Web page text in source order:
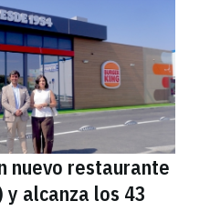
nuevo restaurante
y alcanza los 43